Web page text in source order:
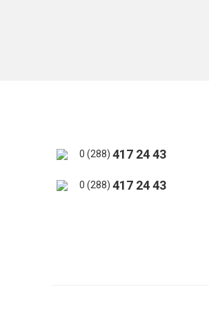
0 (288) 417 24 43
0 (288) 417 24 43